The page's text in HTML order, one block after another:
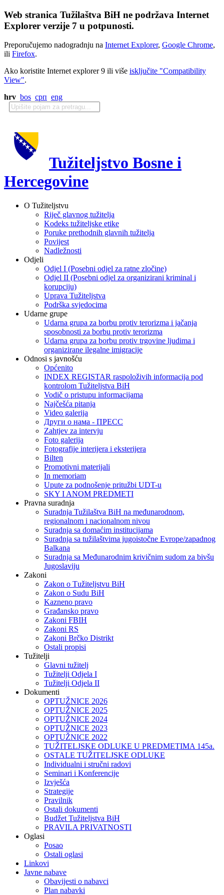
Web stranica Tužilaštva BiH ne podržava Internet
Explorer verzije 7 u potpunosti.
Preporučujemo nadogradnju na Internet Explorer, Google Chrome,
ili Firefox.
Ako koristite Internet explorer 9 ili više isključite "Compatibility
View".
hrv bos срп eng
Tužiteljstvo Bosne i
Hercegovine
O Tužiteljstvu
Riječ glavnog tužitelja
Kodeks tužiteljske etike
Poruke prethodnih glavnih tužitelja
Povijest
Nadležnosti
Odjeli
Odjel I (Posebni odjel za ratne zločine)
Odjel II (Posebni odjel za organizirani kriminal i
korupciju)
Uprava Tužiteljstva
Podrška svjedocima
Udarne grupe
Udarna grupa za borbu protiv terorizma i jačanja
sposobnosti za borbu protiv terorizma
Udarna grupa za borbu protiv trgovine ljudima i
organizirane ilegalne imigracije
Odnosi s javnošću
Općenito
INDEX REGISTAR raspoloživih informacija pod
kontrolom Tužiteljstva BiH
Vodič o pristupu informacijama
Najčešća pitanja
Video galerija
Други о нама - ПРЕСC
Zahtjev za intervju
Foto galerija
Fotografije interijera i eksterijera
Bilten
Promotivni materijali
In memoriam
Upute za podnošenje pritužbi UDT-u
SKY I ANOM PREDMETI
Pravna suradnja
Suradnja Tužilaštva BiH na međunarodnom,
regionalnom i nacionalnom nivou
Suradnja sa domaćim institucijama
Suradnja sa tužilaštvima jugoistočne Evrope/zapadnog
Balkana
Suradnja sa Međunarodnim krivičnim sudom za bivšu
Jugoslaviju
Zakoni
Zakon o Тužiteljstvu BiH
Zakon o Sudu BiH
Kazneno pravo
Građansko pravo
Zakoni FBIH
Zakoni RS
Zakoni Brčko Distrikt
Ostali propisi
Tužitelji
Glavni tužitelj
Tužitelji Odjela I
Tužitelji Odjela II
Dokumenti
OPTUŽNICE 2026
OPTUŽNICE 2025
OPTUŽNICE 2024
OPTUŽNICE 2023
OPTUŽNICE 2022
TUŽITELJSKE ODLUKE U PREDMETIMA 145a.
OSTALE TUŽITELJSKE ODLUKE
Individualni i stručni radovi
Seminari i Konferencije
Izvješća
Strategije
Pravilnik
Ostali dokumenti
Budžet Tužiteljstva BiH
PRAVILA PRIVATNOSTI
Oglasi
Posao
Ostali oglasi
Linkovi
Javne nabave
Obavijesti o nabavci
Plan nabavki